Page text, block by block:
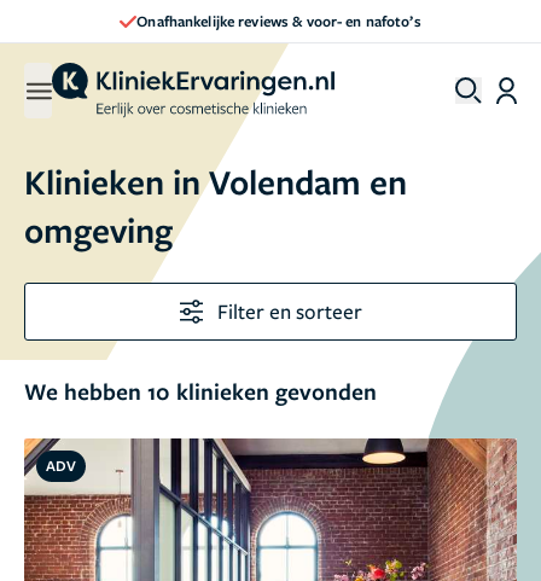
Direct een afspraak maken
Klinieken in Volendam en
omgeving
Filter en sorteer
We hebben 10 klinieken gevonden
ADV